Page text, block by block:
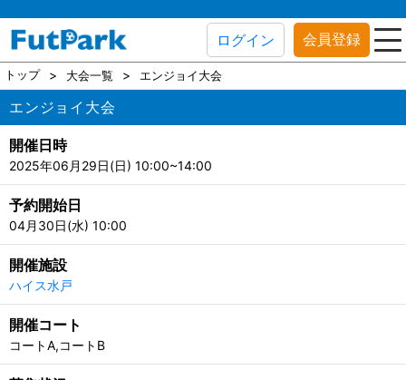
ログイン 会員登録
トップ 大会一覧 エンジョイ大会
エンジョイ大会
開催日時
2025年06月29日(日) 10:00~14:00
予約開始日
04月30日(水) 10:00
開催施設
ハイス水戸
開催コート
コートA,コートB